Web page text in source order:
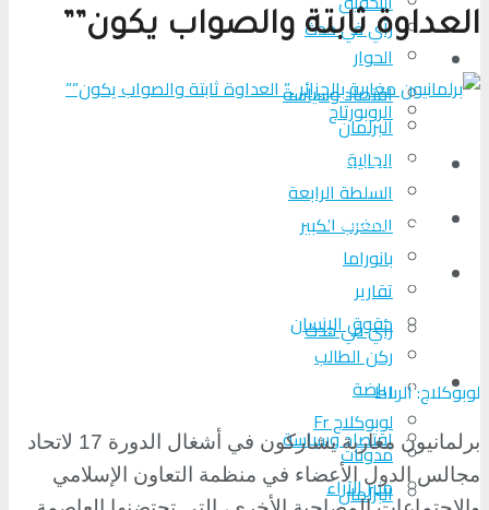
رأي في حدث
المزيد
اقتصاد وسياسة
البرلمان
الجالية
السلطة الرابعة
المغرب الكبير
بانوراما
تقارير
حقوق الإنسان
ركن الطالب
رياضة
لوبوكلاج Fr
مدونات
منبر الآراء
الحوار
الروبورتاج
تحلیل الأحداث
من عين المكان
لوبوكلاج TV
رأي في حدث
المزيد
اقتصاد وسياسة
البرلمان
العداوة ثابتة والصواب يكون””
لوبوكلاج: الرباط
برلمانيون مغاربة يشاركون في أشغال الدورة 17 لاتحاد
مجالس الدول الأعضاء في منظمة التعاون الإسلامي